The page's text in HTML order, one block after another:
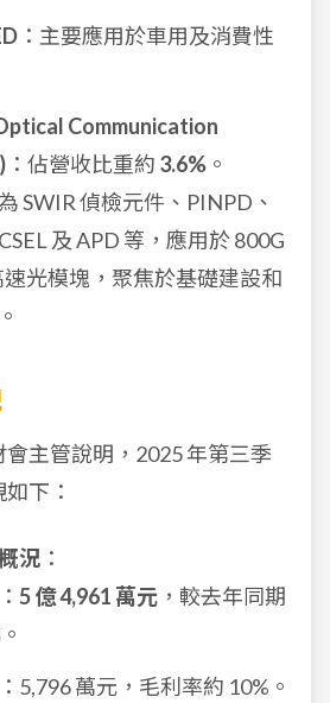
：主要應用於車用及消費性
Communication
：佔營收比重約 3.6% 。
SWIR 偵檢元件、PINPD、
及 APD 等，應用於 800G
速光模塊，聚焦於基礎建設和
主管說明，2025 年第三季
下：
況 ：
5 億 4,961 萬元 ，較去年同期
。
5,796 萬元，毛利率約 10%。